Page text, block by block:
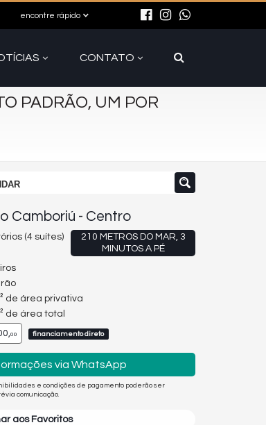
encontre rápido
CONTATO
PADRÃO, UM POR
Camboriú - Centro
210 METROS DO MAR, 3
MINUTOS A PÉ
(4 suítes)
de área privativa
de área total
00 financiamento direto
via WhatsApp
e condições de pagamento poderão ser
comunicação.
aos Favoritos